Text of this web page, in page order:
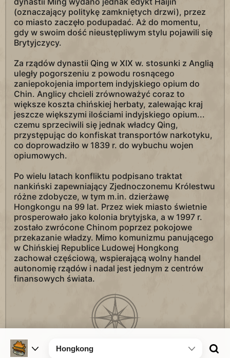
(oznaczający politykę zamkniętych drzwi), przez
co miasto zaczęło podupadać. Aż do momentu,
gdy w swoim dość nieustępliwym stylu pojawili się
Brytyjczycy.
Za rządów dynastii Qing w XIX w. stosunki z Anglią
uległy pogorszeniu z powodu rosnącego
zaniepokojenia importem indyjskiego opium do
Chin. Anglicy chcieli zrównoważyć coraz to
większe koszta chińskiej herbaty, zalewając kraj
jeszcze większymi ilościami indyjskiego opium...
czemu sprzeciwili się jednak władcy Qing,
przystępując do konfiskat transportów narkotyku,
co doprowadziło w 1839 r. do wybuchu wojen
opiumowych.
Po wielu latach konfliktu podpisano traktat
nankiński zapewniający Zjednoczonemu Królestwu
różne zdobycze, w tym m.in. dzierżawę
Hongkongu na 99 lat. Przez wiek miasto świetnie
prosperowało jako kolonia brytyjska, a w 1997 r.
zostało zwrócone Chinom poprzez pokojowe
przekazanie władzy. Mimo komunizmu panującego
w Chińskiej Republice Ludowej Hongkong
zachował częściową, wspierającą wolny handel
autonomię rządów i nadal jest jednym z centrów
finansowych świata.
Hongkong